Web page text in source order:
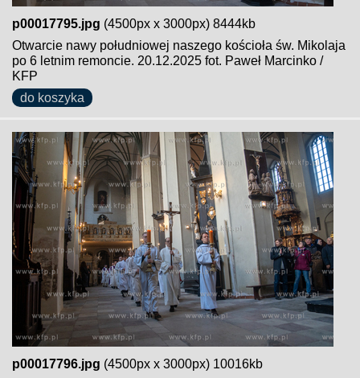
p00017795.jpg (4500px x 3000px) 8444kb
Otwarcie nawy południowej naszego kościoła św. Mikolaja
po 6 letnim remoncie. 20.12.2025 fot. Paweł Marcinko /
KFP
do koszyka
p00017796.jpg (4500px x 3000px) 10016kb